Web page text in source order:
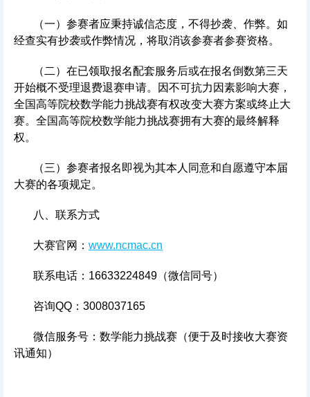
（一）参赛者应秉持诚信态度，不得抄袭、作弊。如
经查实有抄袭或作弊情况，将取消该参赛者参赛资格。
（二）在已领取报名配套服务后或在报名倒数第三天
开始概不受理退费退赛申请。因不可抗力因素影响大赛，
全国高等院校数学能力挑战赛有权改变大赛方案或终止大
赛。全国高等院校数学能力挑战赛拥有大赛的最终解释
权。
（三）参赛者报名即视为其本人同意和自愿遵守本届
大赛的各项规定。
八、联系方式
大赛官网： www.ncmac.cn
联系电话：16633224849（微信同号）
咨询QQ：3008037165
微信服务号：数学能力挑战赛（便于及时接收大赛资
讯通知）